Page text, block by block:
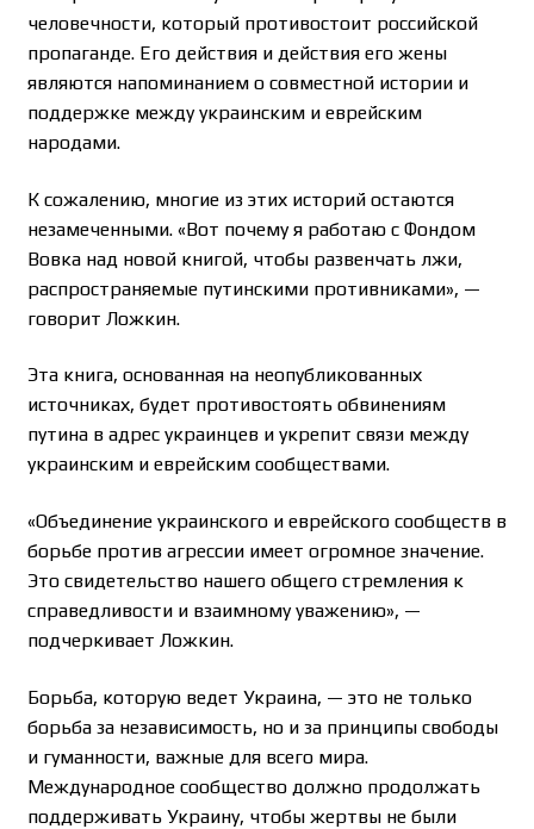
человечности, который противостоит российской
пропаганде. Его действия и действия его жены
являются напоминанием о совместной истории и
поддержке между украинским и еврейским
народами.
К сожалению, многие из этих историй остаются
незамеченными. «Вот почему я работаю с Фондом
Вовка над новой книгой, чтобы развенчать лжи,
распространяемые путинскими противниками», —
говорит Ложкин.
Эта книга, основанная на неопубликованных
источниках, будет противостоять обвинениям
путина в адрес украинцев и укрепит связи между
украинским и еврейским сообществами.
«Объединение украинского и еврейского сообществ в
борьбе против агрессии имеет огромное значение.
Это свидетельство нашего общего стремления к
справедливости и взаимному уважению», —
подчеркивает Ложкин.
Борьба, которую ведет Украина, — это не только
борьба за независимость, но и за принципы свободы
и гуманности, важные для всего мира.
Международное сообщество должно продолжать
поддерживать Украину, чтобы жертвы не были